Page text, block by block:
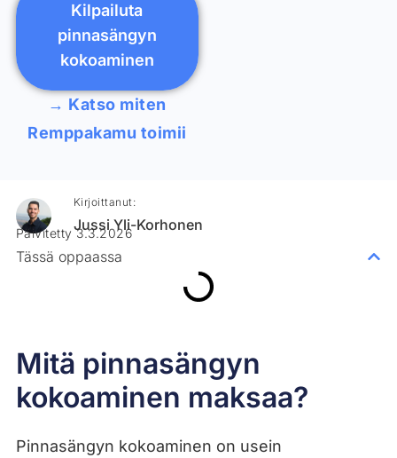
Kilpailuta
pinnasängyn
kokoaminen
→ Katso miten
Remppakamu toimii
Mitä pinnasängyn
kokoaminen maksaa?
Pinnasängyn kokoaminen on usein
Kirjoittanut:
Jussi Yli-Korhonen
Päivitetty 3.3.2026
Tässä oppaassa